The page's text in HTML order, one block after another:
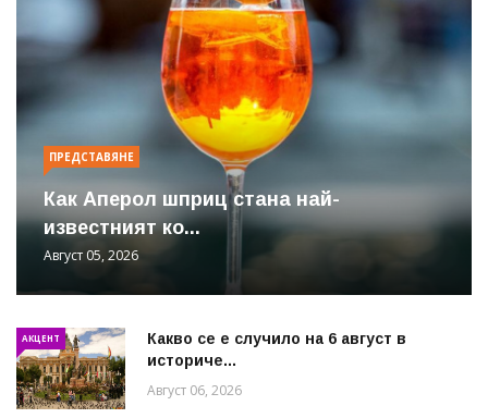
ПРЕДСТАВЯНЕ
Как Аперол шприц стана най-
известният ко...
Август 05, 2026
АКЦЕНТ
Какво се е случило на 6 август в
историче...
Август 06, 2026